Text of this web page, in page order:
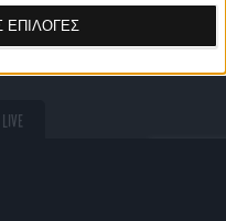
της ιστοσελίδας.
ΕΠΙΛΟΓΕΣ